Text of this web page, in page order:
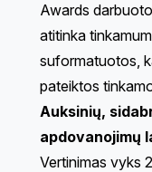
Awards
atitinka
suformatuotos,
pateiktos
Auksinių,
apdovanojimų
Vertinimas vyks